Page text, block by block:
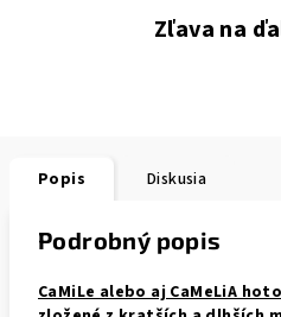
Zľava na
Popis Diskusia
Podrobný popis
CaMiLe alebo aj CaMeLiA